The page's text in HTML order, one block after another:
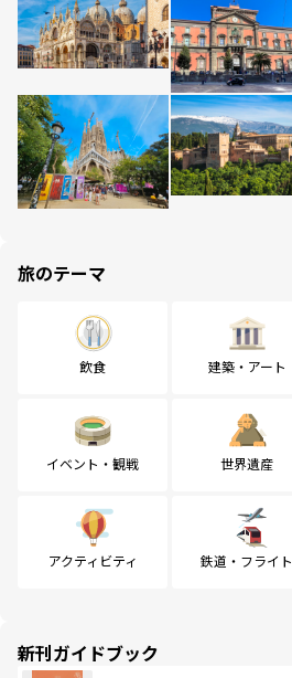
旅のテーマ
飲食 建築・アート
イベント・観戦 世界遺産
アクティビティ 鉄道・フライト
新刊ガイドブック